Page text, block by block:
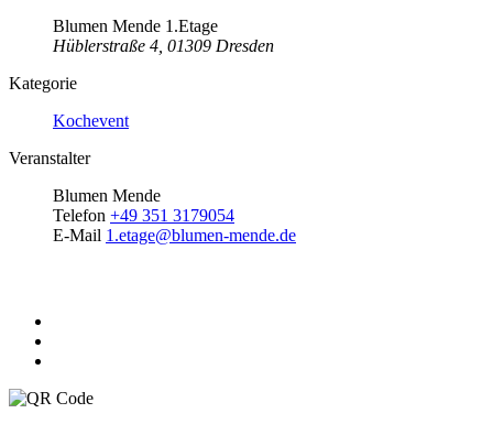
Blumen Mende 1.Etage
Hüblerstraße 4, 01309 Dresden
Kategorie
Kochevent
Veranstalter
Blumen Mende
Telefon +49 351 3179054
E-Mail 1.etage@blumen-mende.de